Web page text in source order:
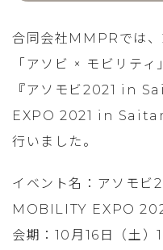
合同会社MMPRでは
「アソビ × モビリティ
『アソモビ2021 in
EXPO 2021 in
行いました。
イベント名：アソモ
MOBILITY EXPO
会期：10月16日（土